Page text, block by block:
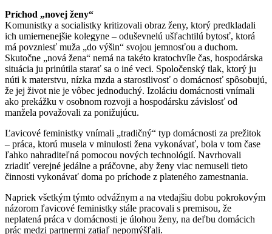
Príchod „novej ženy“
Komunistky a socialistky kritizovali obraz ženy, ktorý predkladali
ich umiernenejšie kolegyne – oduševnelú ušľachtilú bytosť, ktorá
má povzniesť muža „do výšin“ svojou jemnosťou a duchom.
Skutočne „nová žena“ nemá na takéto kratochvíle čas, hospodárska
situácia ju prinútila starať sa o iné veci. Spoločenský tlak, ktorý ju
núti k materstvu, nízka mzda a starostlivosť o domácnosť spôsobujú,
že jej život nie je vôbec jednoduchý. Izoláciu domácnosti vnímali
ako prekážku v osobnom rozvoji a hospodársku závislosť od
manžela považovali za ponižujúcu.
Ľavicové feministky vnímali „tradičný“ typ domácnosti za prežitok
– práca, ktorú musela v minulosti žena vykonávať, bola v tom čase
ľahko nahraditeľná pomocou nových technológií. Navrhovali
zriadiť verejné jedálne a práčovne, aby ženy viac nemuseli tieto
činnosti vykonávať doma po príchode z plateného zamestnania.
Napriek všetkým týmto odvážnym a na vtedajšiu dobu pokrokovým
názorom ľavicové feministky stále pracovali s premisou, že
neplatená práca v domácnosti je úlohou ženy, na deľbu domácich
prác medzi partnermi zatiaľ nepomýšľali.